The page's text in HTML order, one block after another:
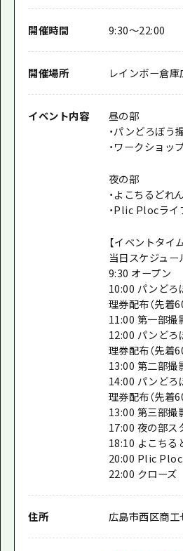
開催時間 9:30～22:00
開催場所 レインボー倉庫
イベント内容
昼の部
・パンどろぼう
・ワークショッ
夜の部
・よこちるどれ
・Plic Plocライ
【イベントタイ
当日スケジュー
9:30 オープン
10:00 パンどろ
理券配布（先着
11:00 第一部撮
12:00 パンどろ
理券配布（先着
13:00 第二部撮
14:00 パンどろ
理券配布（先着
13:00 第三部撮
17:00 夜の部ス
18:10 よこちる
20:00 Plic
22:00 クローズ
住所 広島市西区商